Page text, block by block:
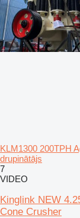
KLM1300 200TPH
drupinātājs
7
VIDEO
Kinglink NEW
Cone Crusher